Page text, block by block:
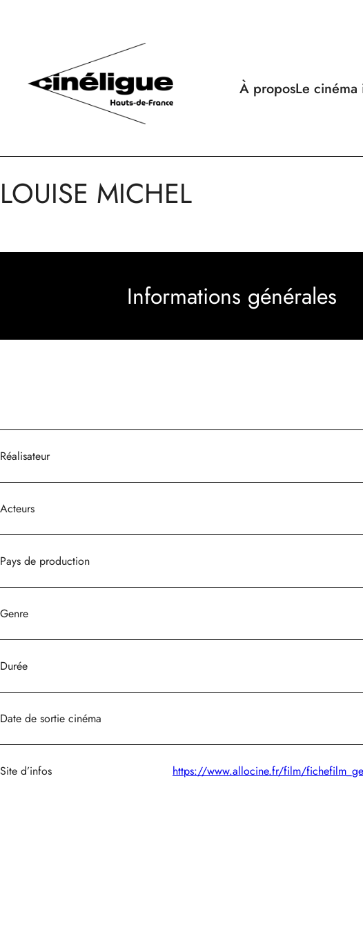
À proposLe cinéma
LOUISE MICHEL
Informations générales
Réalisateur
Acteurs
Pays de production
Genre
Durée
Date de sortie cinéma
Site d’infos https://www.allocine.fr/film/